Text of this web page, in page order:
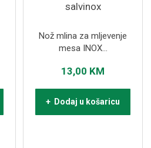
Nož mlina za mljevenje
mesa INOX...
13,00 KM
+ Dodaj u košaricu